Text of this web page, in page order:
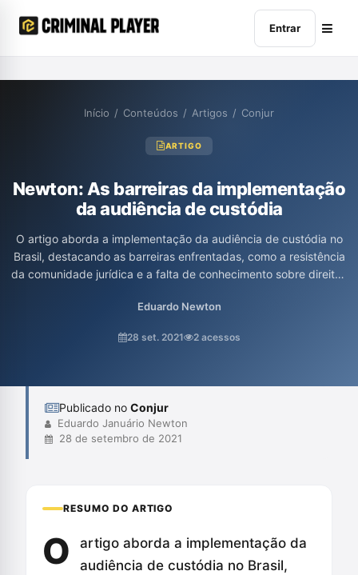
Entrar
Início / Conteúdos / Artigos / Conjur
ARTIGO
Newton: As barreiras da implementação
da audiência de custódia
O artigo aborda a implementação da audiência de custódia no
Brasil, destacando as barreiras enfrentadas, como a resistência
da comunidade jurídica e a falta de conhecimento sobre direitos
mentalidade autoritária e preconceitos históricos que dificultam
dos indivíduos detidos. Além disso, citam casos emblemáticos
Eduardo Newton
28 set. 2021 2 acessos
Publicado no Conjur
Eduardo Januário Newton
28 de setembro de 2021
RESUMO DO ARTIGO
O
artigo aborda a implementação da
audiência de custódia no Brasil,